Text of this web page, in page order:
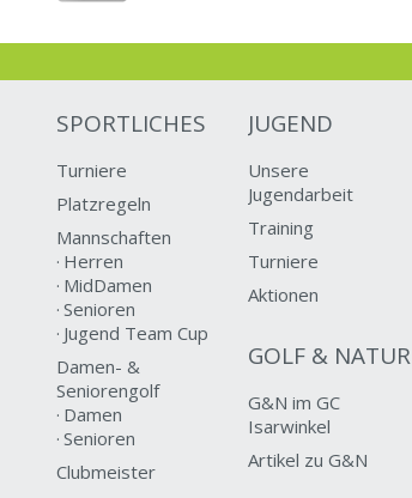
SPORTLICHES
Turniere
Platzregeln
Mannschaften
Herren
MidDamen
Senioren
Jugend Team Cup
Damen- &
Seniorengolf
Damen
Senioren
Clubmeister
JUGEND
Unsere
Jugendarbeit
Training
Turniere
Aktionen
GOLF & NATUR
G&N im GC
Isarwinkel
Artikel zu G&N